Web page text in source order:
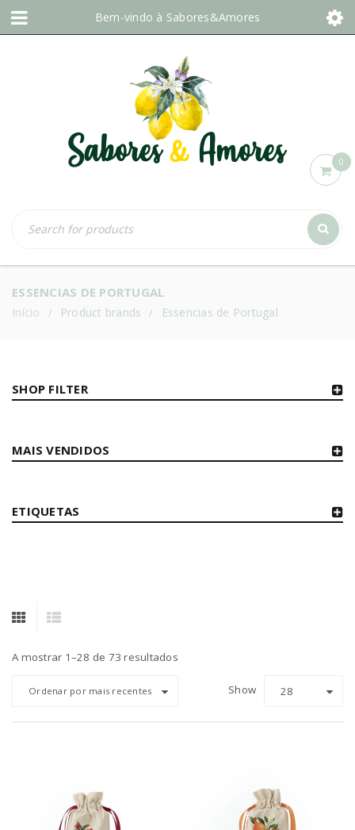
Bem-vindo à Sabores&Amores
0
ESSENCIAS DE PORTUGAL
Início / Product brands / Essencias de Portugal
SHOP FILTER
MAIS VENDIDOS
ETIQUETAS
A mostrar 1–28 de 73 resultados
Ordenar por mais recentes Show 28